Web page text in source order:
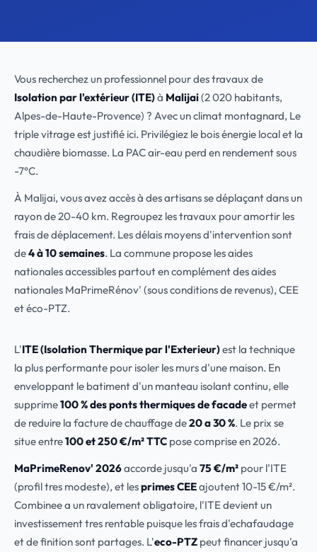
Vous recherchez un professionnel pour des travaux de
Isolation par l'extérieur (ITE)à Malijai(2 020 habitants,
Alpes-de-Haute-Provence) ? Avec un climat montagnard, Le
triple vitrage est justifié ici. Privilégiez le bois énergie local et la
chaudière biomasse. La PAC air-eau perd en rendement sous
-7°C.
À Malijai, vous avez accès à des artisans se déplaçant dans un
rayon de 20-40 km. Regroupez les travaux pour amortir les
frais de déplacement. Les délais moyens d'intervention sont
de4 à 10 semaines. La commune propose les aides
nationales accessibles partout en complément des aides
nationales MaPrimeRénov' (sous conditions de revenus), CEE
et éco-PTZ.
L'ITE (Isolation Thermique par l'Exterieur)est la technique
la plus performante pour isoler les murs d'une maison. En
enveloppant le batiment d'un manteau isolant continu, elle
supprime100 % des ponts thermiques de facadeet permet
de reduire la facture de chauffage de20 a 30 %. Le prix se
situe entre100 et 250 €/m² TTC pose comprise en 2026.
MaPrimeRenov' 2026accorde jusqu'a 75 €/m² pour l'ITE
(profil tres modeste), et lesprimes CEEajoutent 10-15 €/m².
Combinee a un ravalement obligatoire, l'ITE devient un
investissement tres rentable puisque les frais d'echafaudage
et de finition sont partages. L'eco-PTZ peut financer jusqu'a